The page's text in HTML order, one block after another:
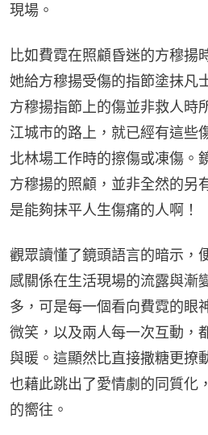
現場。
比如費霓在照顧昏迷的方穆揚
她給方穆揚受傷的指節塗抹凡
方穆揚指節上的傷並非救人時
江城市的路上，就已經有這些
北林場工作時的擦傷或凍傷。
方穆揚的照顧，並非全然的另
是能夠抹平人生傷痛的人啊！
觀眾讀懂了鏡頭語言的暗示，
感關係在生活現場的流露與漸
多，可是每一個看向費霓的眼
微笑，以及兩人每一次互動，
與暖。這顯然比直接撒糖更撩
也藉此跳出了愛情劇的同質化
的嚮往。